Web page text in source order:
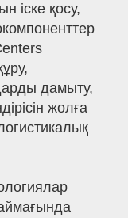
іске қосу,
дамыту,
жолға